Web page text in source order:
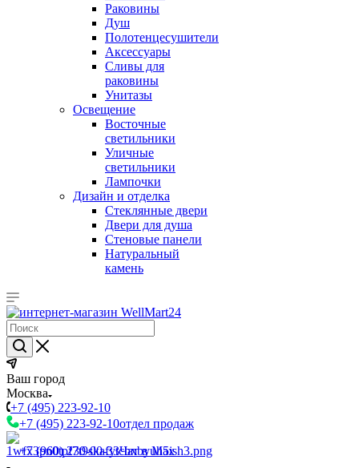
Раковины
Душ
Полотенцесушители
Аксессуары
Сливы для
раковины
Унитазы
Освещение
Восточные
светильники
Уличные
светильники
Лампочки
Дизайн и отделка
Стеклянные двери
Двери для душа
Стеновые панели
Натуральный
камень
Ваш город
Москва
+7 (495) 223-92-10
+7 (495) 223-92-10отдел продаж
+7 (960) 230-00-33Чат в Max